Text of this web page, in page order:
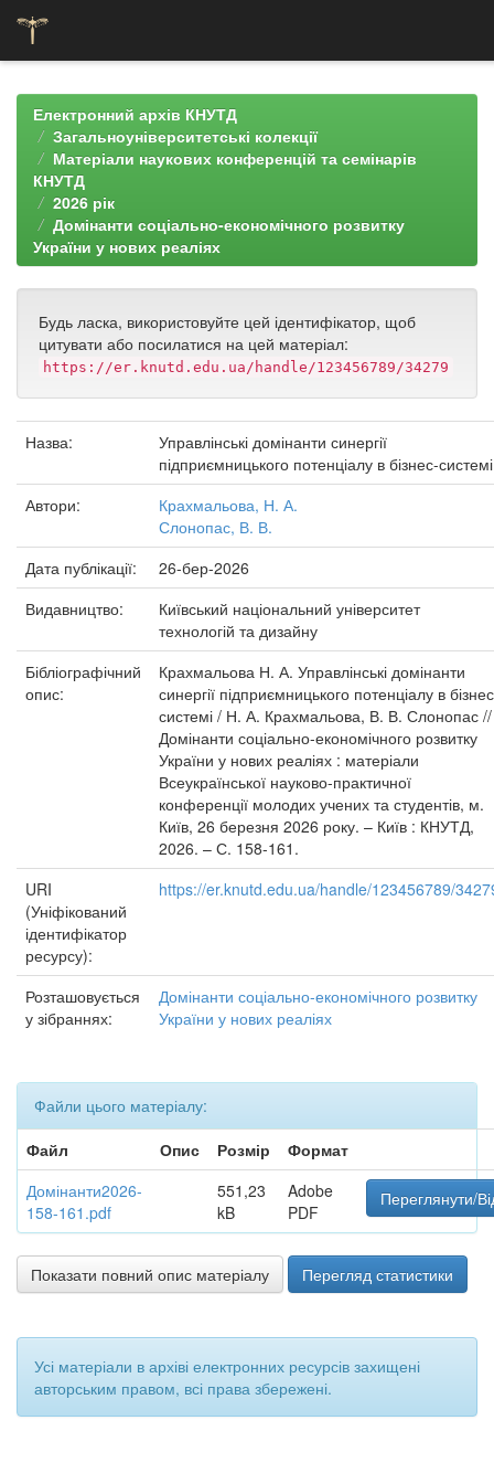
navigationЕлектронний архів КНУТД
Загальноуніверситетські колекції
Матеріали наукових конференцій та семінарів
КНУТД
2026 рік
Домінанти соціально-економічного розвитку
України у нових реаліях
Будь ласка, використовуйте цей ідентифікатор, щоб
цитувати або посилатися на цей матеріал:
https://er.knutd.edu.ua/handle/123456789/34279
Назва:
Управлінські домінанти синергії
підприємницького потенціалу в бізнес-системі
Автори:
Крахмальова, Н. А.
Слонопас, В. В.
Дата публікації:
26-бер-2026
Видавництво:
Київський національний університет
технологій та дизайну
Бібліографічний
опис:
Крахмальова Н. А. Управлінські домінанти
синергії підприємницького потенціалу в
системі / Н. А. Крахмальова, В. В. Слонопас //
Домінанти соціально-економічного розвитку
України у нових реаліях : матеріали
Всеукраїнської науково-практичної
конференції молодих учених та студентів, м.
Київ, 26 березня 2026 року. – Київ : КНУТД,
2026. – С. 158-161.
URI
(Уніфікований
ідентифікатор
ресурсу):
https://er.knutd.edu.ua/handle/123456789/
Розташовується
у зібраннях:
Домінанти соціально-економічного розвитку
України у нових реаліях
Файли цього матеріалу:
Файл
Опис Розмір
Формат
Домінанти2026-
158-161.pdf
551,23
kB
Adobe
PDF
Переглянути/
Показати повний опис матеріалу Перегляд статистики
Усі матеріали в архіві електронних ресурсів захищені
авторським правом, всі права збережені.